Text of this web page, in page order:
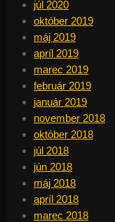
júl 2020
október 2019
máj 2019
apríl 2019
marec 2019
február 2019
január 2019
november 2018
október 2018
júl 2018
jún 2018
máj 2018
apríl 2018
marec 2018